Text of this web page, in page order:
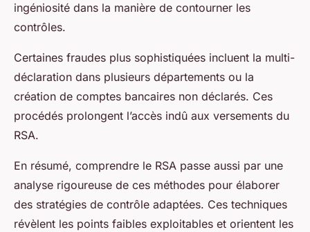
ingéniosité dans la manière de contourner les
contrôles.
Certaines fraudes plus sophistiquées incluent la multi-
déclaration dans plusieurs départements ou la
création de comptes bancaires non déclarés. Ces
procédés prolongent l’accès indû aux versements du
RSA.
En résumé, comprendre le RSA passe aussi par une
analyse rigoureuse de ces méthodes pour élaborer
des stratégies de contrôle adaptées. Ces techniques
révèlent les points faibles exploitables et orientent les